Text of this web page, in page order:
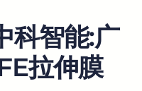
科智能:广
拉伸膜